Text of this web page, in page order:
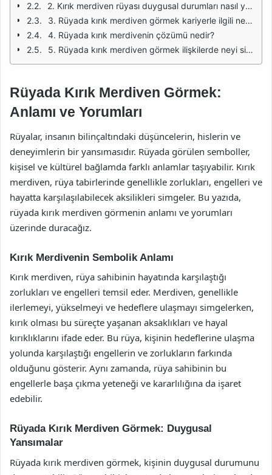
2. Kırık merdiven rüyası duygusal durumları nasıl yansıtır?
3. Rüyada kırık merdiven görmek kariyerle ilgili neyi ifade eder?
4. Rüyada kırık merdivenin çözümü nedir?
5. Rüyada kırık merdiven görmek ilişkilerde neyi simgeler?
Rüyada Kırık Merdiven Görmek:
Anlamı ve Yorumları
Rüyalar, insanın bilinçaltındaki düşüncelerin, hislerin ve
deneyimlerin bir yansımasıdır. Rüyada görülen semboller,
kişisel ve kültürel bağlamda farklı anlamlar taşıyabilir. Kırık
merdiven, rüya tabirlerinde genellikle zorlukları, engelleri ve
hayatta karşılaşılabilecek aksilikleri simgeler. Bu yazıda,
rüyada kırık merdiven görmenin anlamı ve yorumları
üzerinde duracağız.
Kırık Merdivenin Sembolik Anlamı
Kırık merdiven, rüya sahibinin hayatında karşılaştığı
zorlukları ve engelleri temsil eder. Merdiven, genellikle
ilerlemeyi, yükselmeyi ve hedeflere ulaşmayı simgelerken,
kırık olması bu süreçte yaşanan aksaklıkları ve hayal
kırıklıklarını ifade eder. Bu rüya, kişinin hedeflerine ulaşma
yolunda karşılaştığı engellerin ve zorlukların farkında
olduğunu gösterir. Aynı zamanda, rüya sahibinin bu
engellerle başa çıkma yeteneği ve kararlılığına da işaret
edebilir.
Rüyada Kırık Merdiven Görmek: Duygusal
Yansımalar
Rüyada kırık merdiven görmek, kişinin duygusal durumunu